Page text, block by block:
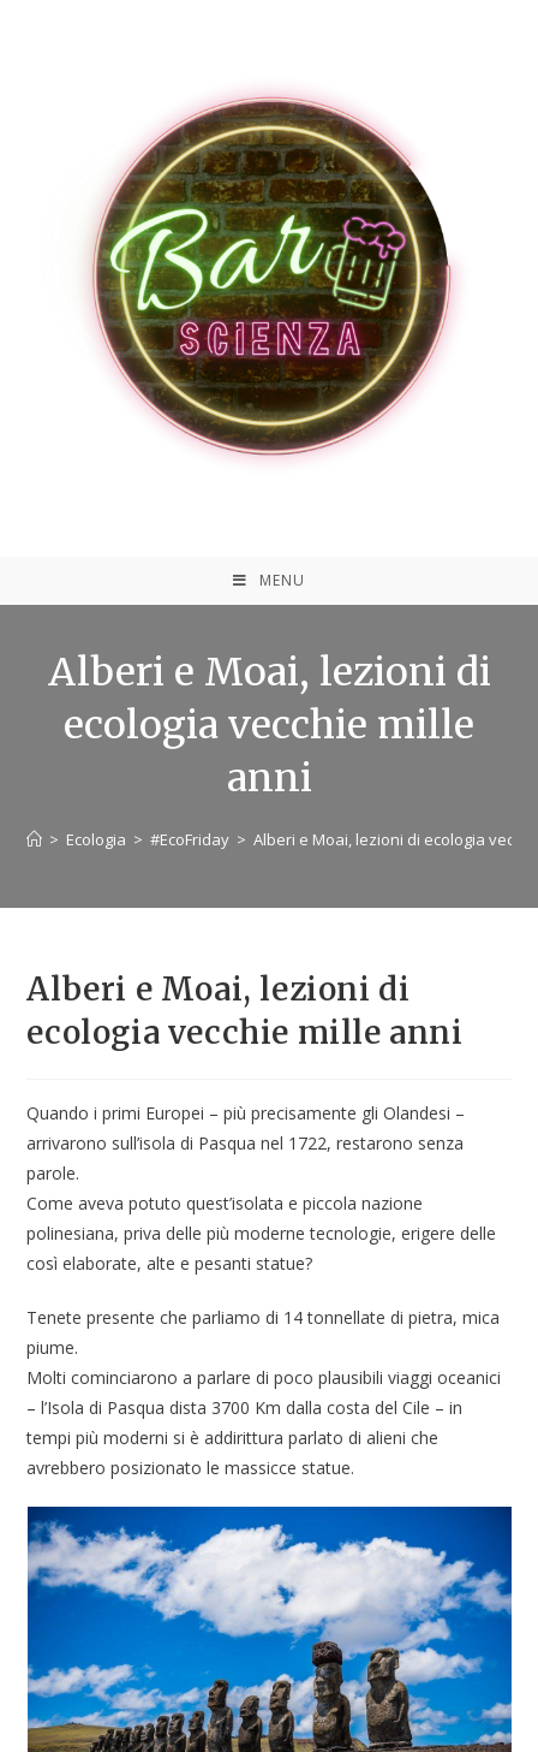
MENU
Alberi e Moai, lezioni di
ecologia vecchie mille
anni
> Ecologia > #EcoFriday > Alberi e Moai, lezioni di ecologia
Alberi e Moai, lezioni di
ecologia vecchie mille anni
Quando i primi Europei – più precisamente gli Olandesi –
arrivarono sull’isola di Pasqua nel 1722, restarono senza
parole.
Come aveva potuto quest’isolata e piccola nazione
polinesiana, priva delle più moderne tecnologie, erigere delle
così elaborate, alte e pesanti statue?
Tenete presente che parliamo di 14 tonnellate di pietra, mica
piume.
Molti cominciarono a parlare di poco plausibili viaggi oceanici
– l’Isola di Pasqua dista 3700 Km dalla costa del Cile – in
tempi più moderni si è addirittura parlato di alieni che
avrebbero posizionato le massicce statue.